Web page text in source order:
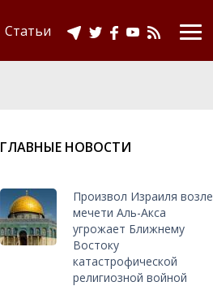
Статьи
ГЛАВНЫЕ НОВОСТИ
Произвол Израиля возле
мечети Аль-Акса
угрожает Ближнему
Востоку
катастрофической
религиозной войной